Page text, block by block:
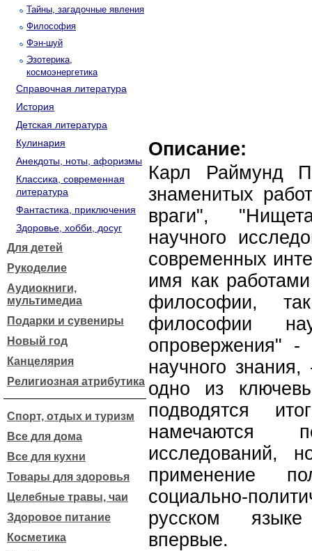
Тайны, загадочные явления
Философия
Фэн-шуй
Эзотерика,
космоэнергетика
Справочная литература
История
Детская литература
Кулинария
Анекдоты, ноты, афоризмы
Классика, современная
литература
Фантастика, приключения
Здоровье, хобби, досуг
Для детей
Рукоделие
Аудиокниги,
мультимедиа
Подарки и сувениры
Новый год
Канцелярия
Религиозная атрибутика
Спорт, отдых и туризм
Все для дома
Все для кухни
Товары для здоровья
Целебные травы, чаи
Здоровое питание
Косметика
Описание:
Карл Раймунд
знаменитых
враги",
научного
современных
имя как
философии,
философии
опровержения" -
научного
одно из
подводятся
намечаются
исследований,
применение
социально-
русском
впервые.